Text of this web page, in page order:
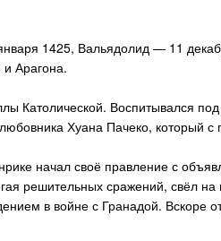
1425, Вальядолид — 11
Арагона.
Католической. Воспитывался
Хуана Пачеко, который с
начал своё правление с
решительных сражений, свёл на
в войне с Гранадой. Вскоре